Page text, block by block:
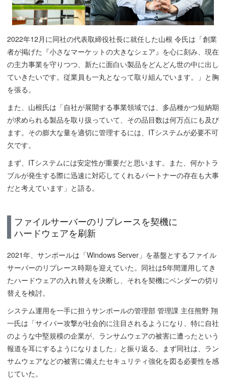
2022年12月に同社の代表取締役社長に就任した山根 令氏は「創業
者が掲げた『小さなマーケットの大きなシェア』を心に刻み、現在
の主力事業を守りつつ、新たに面白い製品をどんどん世の中に出し
ていきたいです。従業員も一丸となって取り組んでいます。」と胸
を張る。
また、山根氏は「自社が展開する事業領域では、多品種かつ短納期
が求められる製品を取り扱っていて、その品目数は何万点にも及び
ます。その膨大な量を適切に管理するには、ITシステムが必要不可
欠です。
まず、ITシステムには安定性が重要だと思います。また、何かトラ
ブルが発生する際に迅速に対応してくれるパートナーの存在も大事
だと考えています」と語る。
ファイルサーバーのリプレースを契機に
ハードウェアを刷新
2021年、サンポールは「Windows Server」を基盤とするファイル
サーバーのリプレース時期を迎えていた。同社は5年間運用してき
たハードウェアの入れ替えを決断し、それを契機にベンダーの切り
替えを検討。
システム運用を一手に担うサンポールの管理部 管理課 主任熊野 翔
一氏は「サイバー攻撃が社会的に注目されるようになり、特に自社
のような中堅規模の企業が、ランサムウェアの被害に遭ったという
報道を耳にするようになりました」と振り返る。まず同社は、ラン
サムウェアなどの被害に備えたセキュリティ強化を図る必要性を感
じていた。